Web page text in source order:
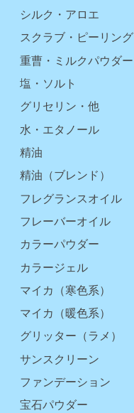
シルク・アロエ
スクラブ・ピーリング
重曹・ミルクパウダー
塩・ソルト
グリセリン・他
水・エタノール
精油
精油（ブレンド）
フレグランスオイル
フレーバーオイル
カラーパウダー
カラージェル
マイカ（寒色系）
マイカ（暖色系）
グリッター（ラメ）
サンスクリーン
ファンデーション
宝石パウダー